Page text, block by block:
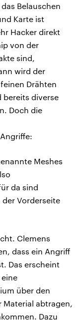
Belauschen
Karte ist
Hacker direkt
von der
sind,
wird der
Drähten
bereits diverse
Doch die
Meshes
da sind
Vorderseite
Clemens
dass ein Angriff
Das erscheint
über den
Material abtragen,
Dazu